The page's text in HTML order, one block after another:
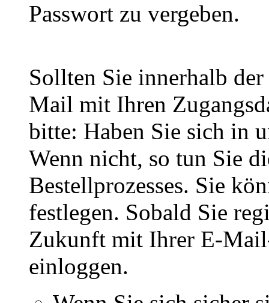
Passwort zu vergeben.
Sollten Sie innerhalb
Mail mit Ihren
bitte: Haben Sie sich in
Wenn nicht, so tun Sie
Bestellprozesses. Sie
festlegen. Sobald Sie
Zukunft mit Ihrer E-
einloggen.